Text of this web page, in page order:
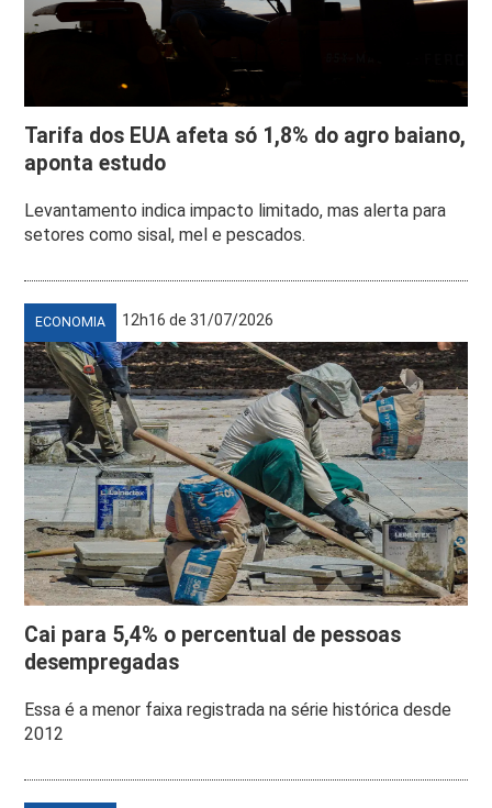
Tarifa dos EUA afeta só 1,8% do agro baiano,
aponta estudo
Levantamento indica impacto limitado, mas alerta para
setores como sisal, mel e pescados.
ECONOMIA 12h16 de 31/07/2026
Cai para 5,4% o percentual de pessoas
desempregadas
Essa é a menor faixa registrada na série histórica desde
2012